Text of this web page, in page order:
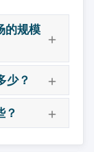
的规模
少？
？